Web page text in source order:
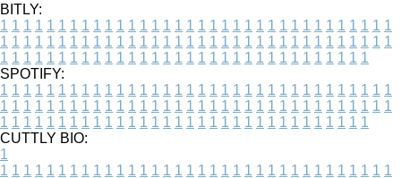
BITLY:
1 1 1 1 1 1 1 1 1 1 1 1 1 1 1 1 1 1 1 1 1 1 1 1 1 1 1 1 1 1 1 1 1 1
1 1 1 1 1 1 1 1 1 1 1 1 1 1 1 1 1 1 1 1 1 1 1 1 1 1 1 1 1 1 1 1 1 1
1 1 1 1 1 1 1 1 1 1 1 1 1 1 1 1 1 1 1 1 1 1 1 1 1 1 1 1 1 1 1 1
SPOTIFY:
1 1 1 1 1 1 1 1 1 1 1 1 1 1 1 1 1 1 1 1 1 1 1 1 1 1 1 1 1 1 1 1 1 1
1 1 1 1 1 1 1 1 1 1 1 1 1 1 1 1 1 1 1 1 1 1 1 1 1 1 1 1 1 1 1 1 1 1
1 1 1 1 1 1 1 1 1 1 1 1 1 1 1 1 1 1 1 1 1 1 1 1 1 1 1 1 1 1 1 1
CUTTLY BIO:
1
1 1 1 1 1 1 1 1 1 1 1 1 1 1 1 1 1 1 1 1 1 1 1 1 1 1 1 1 1 1 1 1 1 1